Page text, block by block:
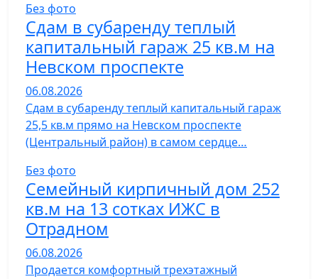
Без фото
Сдам в субаренду теплый
капитальный гараж 25 кв.м на
Невском проспекте
06.08.2026
Сдам в субаренду теплый капитальный гараж
25,5 кв.м прямо на Невском проспекте
(Центральный район) в самом сердце…
Без фото
Семейный кирпичный дом 252
кв.м на 13 сотках ИЖС в
Отрадном
06.08.2026
Продается комфортный трехэтажный